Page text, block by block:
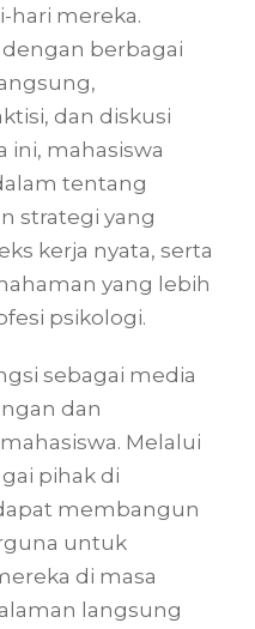
hari mereka.
berbagai
dan diskusi
ini, mahasiswa
tentang
strategi yang
kerja nyata, serta
yang lebih
psikologi.
sebagai media
dan
Melalui
pihak di
membangun
untuk
di masa
langsung